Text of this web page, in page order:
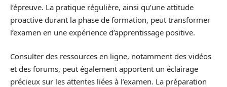
l’épreuve. La pratique régulière, ainsi qu’une attitude
proactive durant la phase de formation, peut transformer
l’examen en une expérience d’apprentissage positive.
Consulter des ressources en ligne, notamment des vidéos
et des forums, peut également apportent un éclairage
précieux sur les attentes liées à l’examen. La préparation